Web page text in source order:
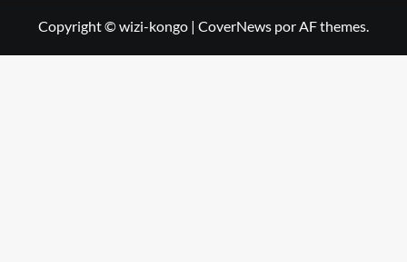
Copyright © wizi-kongo | CoverNews por AF themes.